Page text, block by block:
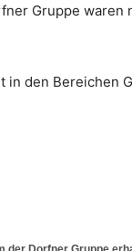
Gruppe
den Bereichen